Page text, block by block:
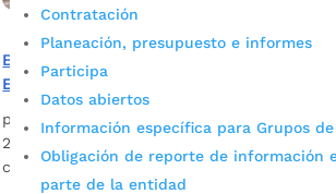
Contratación
Planeación, presupuesto e informes
Participa
Datos abiertos
Información específica para Grupos
Obligación de reporte de información
parte de la entidad
Bucaramanga desarrolló Simulacro de
Emergencias
por Juan Sebastián Osbon Morales Oct 8,
298 empresas, 125 instituciones, públicas y
conjuntos residenciales participaron del